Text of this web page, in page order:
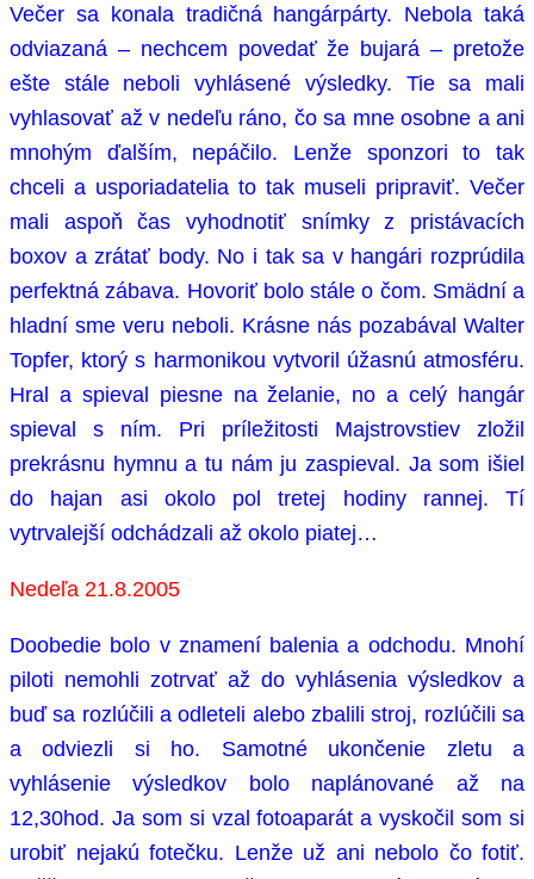
Večer sa konala tradičná hangárpárty. Nebola taká
odviazaná – nechcem povedať že bujará – pretože
ešte stále neboli vyhlásené výsledky. Tie sa mali
vyhlasovať až v nedeľu ráno, čo sa mne osobne a ani
mnohým ďalším, nepáčilo. Lenže sponzori to tak
chceli a usporiadatelia to tak museli pripraviť. Večer
mali aspoň čas vyhodnotiť snímky z pristávacích
boxov a zrátať body. No i tak sa v hangári rozprúdila
perfektná zábava. Hovoriť bolo stále o čom. Smädní a
hladní sme veru neboli. Krásne nás pozabával Walter
Topfer, ktorý s harmonikou vytvoril úžasnú atmosféru.
Hral a spieval piesne na želanie, no a celý hangár
spieval s ním. Pri príležitosti Majstrovstiev zložil
prekrásnu hymnu a tu nám ju zaspieval. Ja som išiel
do hajan asi okolo pol tretej hodiny rannej. Tí
vytrvalejší odchádzali až okolo piatej…
Nedeľa 21.8.2005
Doobedie bolo v znamení balenia a odchodu. Mnohí
piloti nemohli zotrvať až do vyhlásenia výsledkov a
buď sa rozlúčili a odleteli alebo zbalili stroj, rozlúčili sa
a odviezli si ho. Samotné ukončenie zletu a
vyhlásenie výsledkov bolo naplánované až na
12,30hod. Ja som si vzal fotoaparát a vyskočil som si
urobiť nejakú fotečku. Lenže už ani nebolo čo fotiť.